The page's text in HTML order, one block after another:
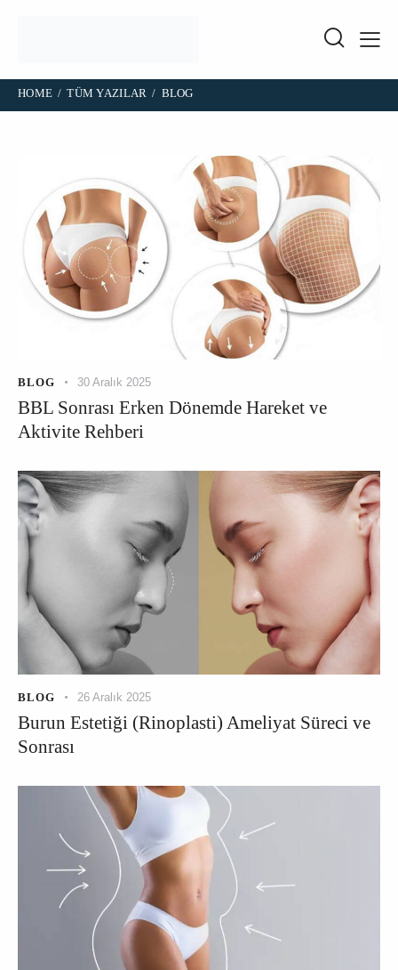
HOME TÜM YAZILAR BLOG
BLOG 30 Aralık 2025
BBL Sonrası Erken Dönemde Hareket ve
Aktivite Rehberi
BLOG 26 Aralık 2025
Burun Estetiği (Rinoplasti) Ameliyat Süreci ve
Sonrası